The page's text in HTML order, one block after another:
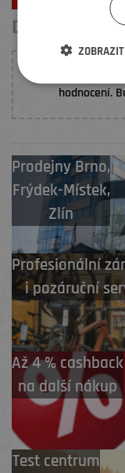
DOPORUČENÍ
hodnocení.
ProdejnyBrno,
Frýdek-Místek,
Zlín
Profesionální
i pozáruční
Až 4 % cashback
na další nákup
Test centrum